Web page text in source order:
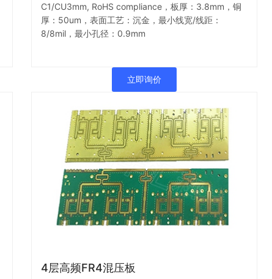
C1/CU3mm, RoHS compliance，板厚：3.8mm，铜
厚：50um，表面工艺：沉金，最小线宽/线距：
8/8mil，最小孔径：0.9mm
立即询价
4层高频FR4混压板